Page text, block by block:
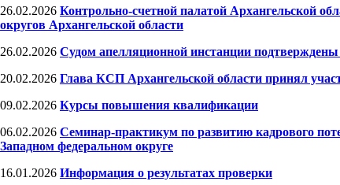
26.02.2026 Контрольно-счетной палатой Архангельской
округов Архангельской области
26.02.2026 Судом апелляционной инстанции
20.02.2026 Глава КСП Архангельской области принял
09.02.2026 Курсы повышения квалификации
06.02.2026 Семинар-практикум по развитию кадрового
Западном федеральном округе
16.01.2026 Информация о результатах проверки